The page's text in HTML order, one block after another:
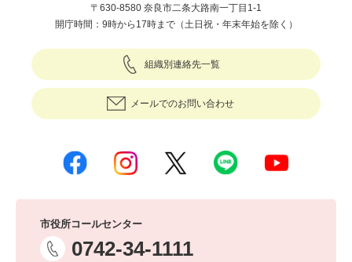
〒630-8580 奈良市二条大路南一丁目1-1
開庁時間：9時から17時まで（土日祝・年末年始を除く）
組織別連絡先一覧
メールでのお問い合わせ
市役所コールセンター
0742-34-1111